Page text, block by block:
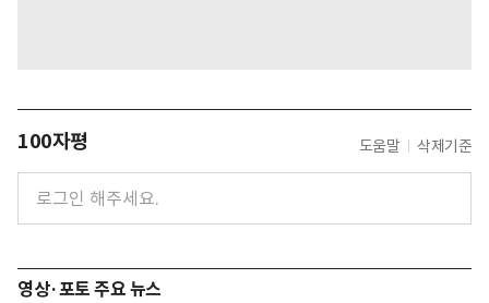
100자평 도움말 삭제기준
영상·포토 주요 뉴스